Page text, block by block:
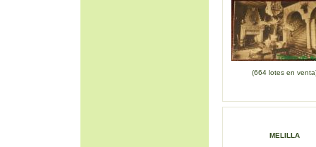
(664 lotes en
MELILLA